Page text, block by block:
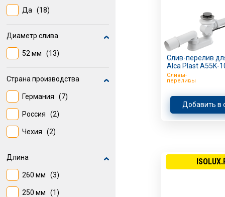
Да (18)
Диаметр слива
52 мм (13)
Страна производства
Германия (7)
Россия (2)
Чехия (2)
Длина
260 мм (3)
250 мм (1)
Слив-перелив
Alca Plast A55K-
Сливы-
переливы
Добавить в